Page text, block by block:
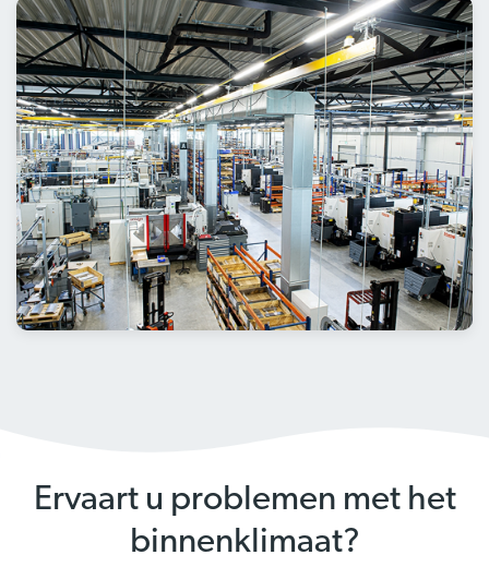
Ervaart u problemen met het
binnenklimaat?